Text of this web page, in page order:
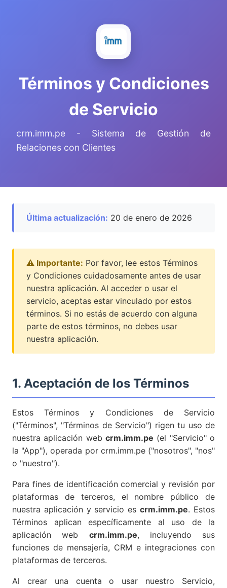
Términos y Condiciones
de Servicio
crm.imm.pe - Sistema de Gestión de
Relaciones con Clientes
Última actualización: 20 de enero de 2026
⚠️ Importante: Por favor, lee estos Términos
y Condiciones cuidadosamente antes de usar
nuestra aplicación. Al acceder o usar el
servicio, aceptas estar vinculado por estos
términos. Si no estás de acuerdo con alguna
parte de estos términos, no debes usar
nuestra aplicación.
1. Aceptación de los Términos
Estos Términos y Condiciones de Servicio
("Términos", "Términos de Servicio") rigen tu uso de
nuestra aplicación web crm.imm.pe (el "Servicio" o
la "App"), operada por crm.imm.pe ("nosotros", "nos"
o "nuestro").
Para fines de identificación comercial y revisión por
plataformas de terceros, el nombre público de
nuestra aplicación y servicio escrm.imm.pe. Estos
Términos aplican específicamente al uso de la
aplicación web crm.imm.pe, incluyendo sus
funciones de mensajería, CRM e integraciones con
plataformas de terceros.
Al crear una cuenta o usar nuestro Servicio,